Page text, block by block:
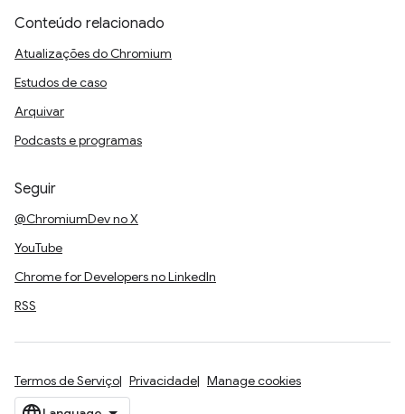
Conteúdo relacionado
Atualizações do Chromium
Estudos de caso
Arquivar
Podcasts e programas
Seguir
@ChromiumDev no X
YouTube
Chrome for Developers no LinkedIn
RSS
Termos de Serviço Privacidade Manage cookies